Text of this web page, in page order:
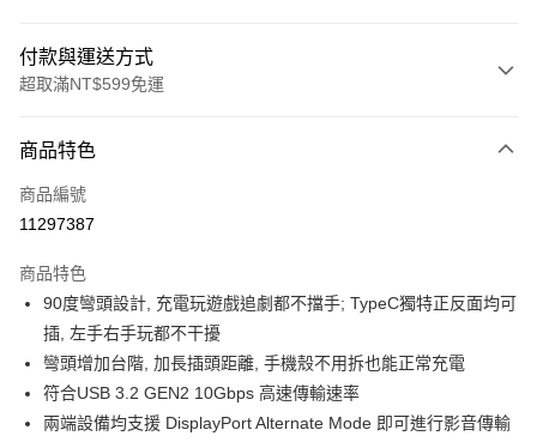
付款與運送方式
超取滿NT$599免運
信用卡一次付款
超商取貨付款
Apple Pay
街口支付
悠遊付
ATM付款
商品特色
商品編號
11297387
商品特色
90度彎頭設計, 充電玩遊戲追劇都不擋手; TypeC獨特正反面均可
插, 左手右手玩都不干擾
彎頭增加台階, 加長插頭距離, 手機殼不用拆也能正常充電
符合USB 3.2 GEN2 10Gbps 高速傳輸速率
兩端設備均支援 DisplayPort Alternate Mode 即可進行影音傳輸